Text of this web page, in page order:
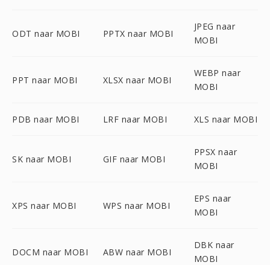
ODT naar MOBI PPTX naar MOBI
JPEG naar
MOBI
PPT naar MOBI XLSX naar MOBI
WEBP naar
MOBI
PDB naar MOBI LRF naar MOBI XLS naar MOBI
SK naar MOBI GIF naar MOBI
PPSX naar
MOBI
XPS naar MOBI WPS naar MOBI
EPS naar
MOBI
DOCM naar MOBI ABW naar MOBI
DBK naar
MOBI